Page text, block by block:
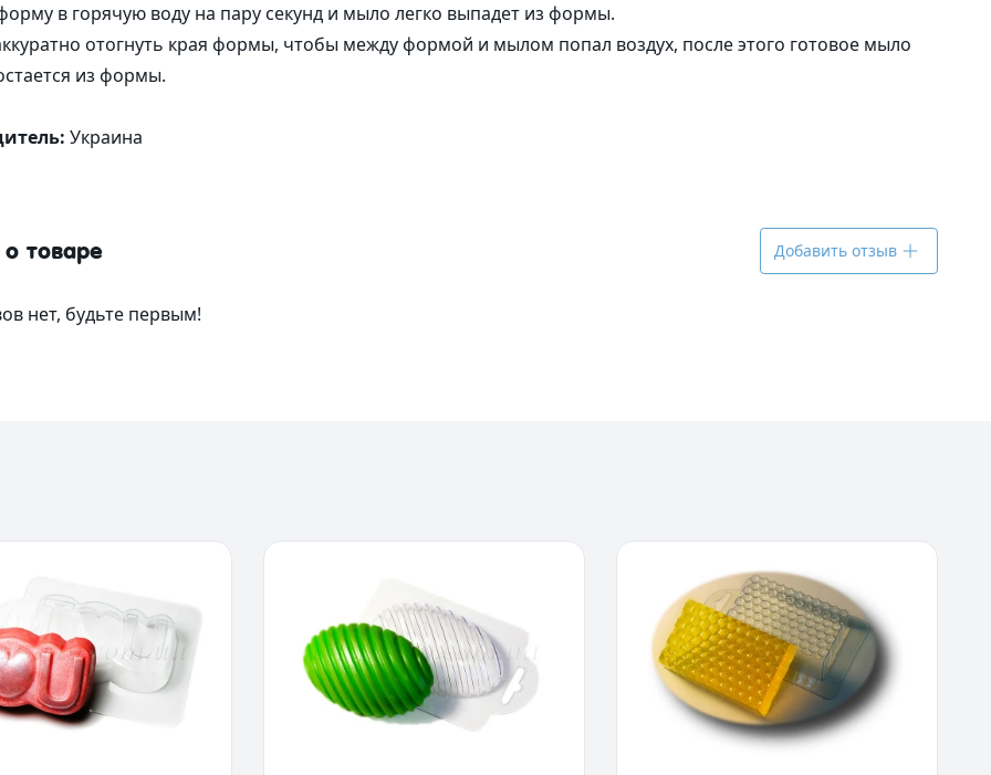
в горячую воду на пару секунд и мыло легко выпадет из формы.
отогнуть края формы, чтобы между формой и мылом попал воздух, после этого готовое мыло
из формы.
Украина
товаре Добавить отзыв
нет, будьте первым!